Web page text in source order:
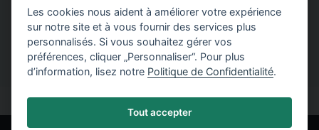
programmes.
Les cookies nous aident à améliorer votre expérience
sur notre site et à vous fournir des services plus
personnalisés. Si vous souhaitez gérer vos
préférences, cliquer „Personnaliser“. Pour plus
d’information, lisez notre Politique de Confidentialité.
Tout accepter